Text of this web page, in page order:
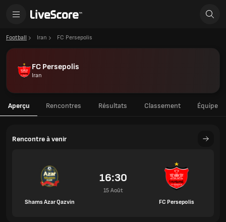
Football Iran FC Persepolis
FC Persepolis
Iran
Aperçu Rencontres Résultats Classement Équipe
Rencontre à venir
Shams Azar Qazvin
16:30
15 Août
FC Persepolis